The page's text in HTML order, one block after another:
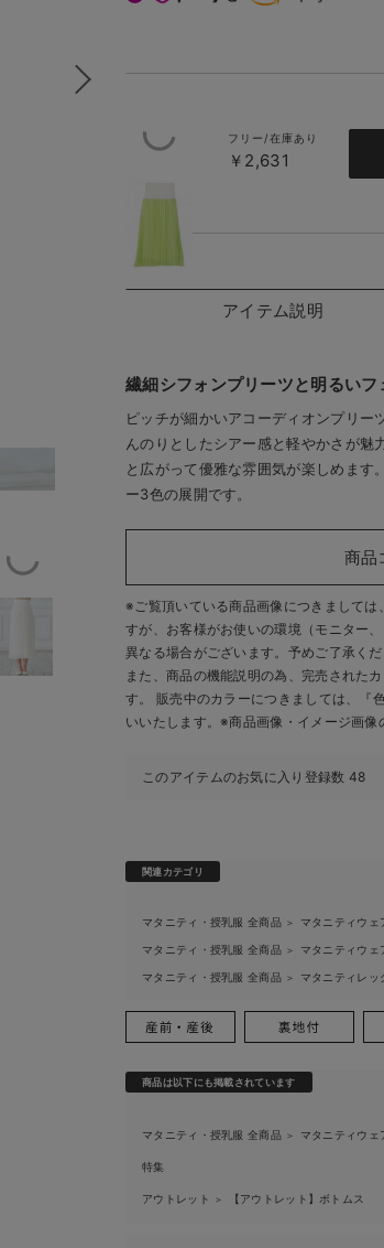
イエローグリー
フリー/在庫あり
￥2,631
アイテム説明
繊細シフォンプリーツと明るい
ピッチが細かいアコーディオンプリー
んのりとしたシアー感と軽やかさが魅
と広がって優雅な雰囲気が楽しめます
ー3色の展開です。
商品
※ご覧頂いている商品画像につきまして
すが、 お客様がお使いの環境（モニター
異なる場合がございます。予めご了承くだ
また、商品の機能説明の為、完売された
す。 販売中のカラーにつきましては、『
いいたします。 ※商品画像・イメージ画像
このアイテムのお気に入り登録数 48
関連カテゴリ
マタニティ・授乳服 全商品 ＞ マタニティウェ
マタニティ・授乳服 全商品 ＞ マタニティウェ
マタニティ・授乳服 全商品 ＞ マタニティレッ
商品は以下にも掲載されています
マタニティ・授乳服 全商品 ＞ マタニティウェ
特集
アウトレット ＞ 【アウトレット】ボトムス